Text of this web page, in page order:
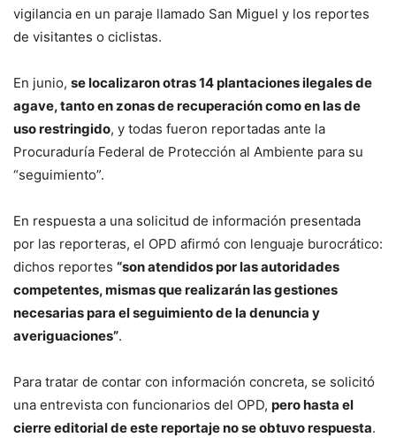
vigilancia en un paraje llamado San Miguel y los reportes
de visitantes o ciclistas.
En junio, se localizaron otras 14 plantaciones ilegales de
agave, tanto en zonas de recuperación como en las de
uso restringido, y todas fueron reportadas ante la
Procuraduría Federal de Protección al Ambiente para su
“seguimiento”.
En respuesta a una solicitud de información presentada
por las reporteras, el OPD afirmó con lenguaje burocrático:
dichos reportes “son atendidos por las autoridades
competentes, mismas que realizarán las gestiones
necesarias para el seguimiento de la denuncia y
averiguaciones”.
Para tratar de contar con información concreta, se solicitó
una entrevista con funcionarios del OPD, pero hasta el
cierre editorial de este reportaje no se obtuvo respuesta.